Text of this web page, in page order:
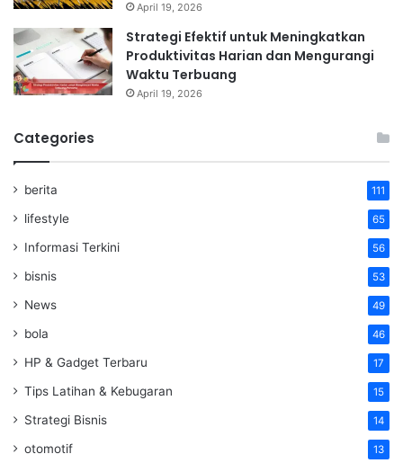
April 19, 2026
Strategi Efektif untuk Meningkatkan
Produktivitas Harian dan Mengurangi
Waktu Terbuang
April 19, 2026
Categories
berita 111
lifestyle 65
Informasi Terkini 56
bisnis 53
News 49
bola 46
HP & Gadget Terbaru 17
Tips Latihan & Kebugaran 15
Strategi Bisnis 14
otomotif 13